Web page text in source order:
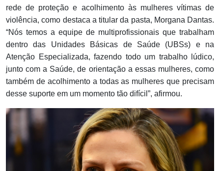
rede de proteção e acolhimento às mulheres vítimas de
violência, como destaca a titular da pasta, Morgana Dantas.
“Nós temos a equipe de multiprofissionais que trabalham
dentro das Unidades Básicas de Saúde (UBSs) e na
Atenção Especializada, fazendo todo um trabalho lúdico,
junto com a Saúde, de orientação a essas mulheres, como
também de acolhimento a todas as mulheres que precisam
desse suporte em um momento tão difícil”, afirmou.